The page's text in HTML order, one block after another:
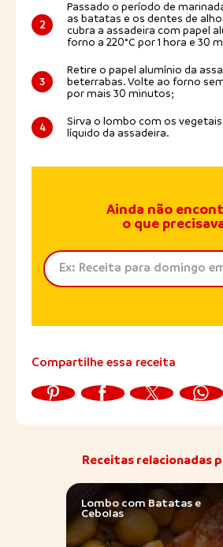
2
Passado o período de
as batatas e os dentes de
cubra a assadeira com papel
forno a 220°C por 1 hora e 30
3
Retire o papel alumínio da
beterrabas. Volte ao forno
por mais 30 minutos;
4
Sirva o lombo com os
líquido da assadeira.
Ainda não
o que
Compartilhe essa receita
Receitas relacionadas
Lombo com Batatas e
Cebolas